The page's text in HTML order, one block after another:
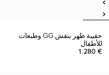
حقيبة ظهر بنقش GG وطبعات
للأطفال
€ 1.280